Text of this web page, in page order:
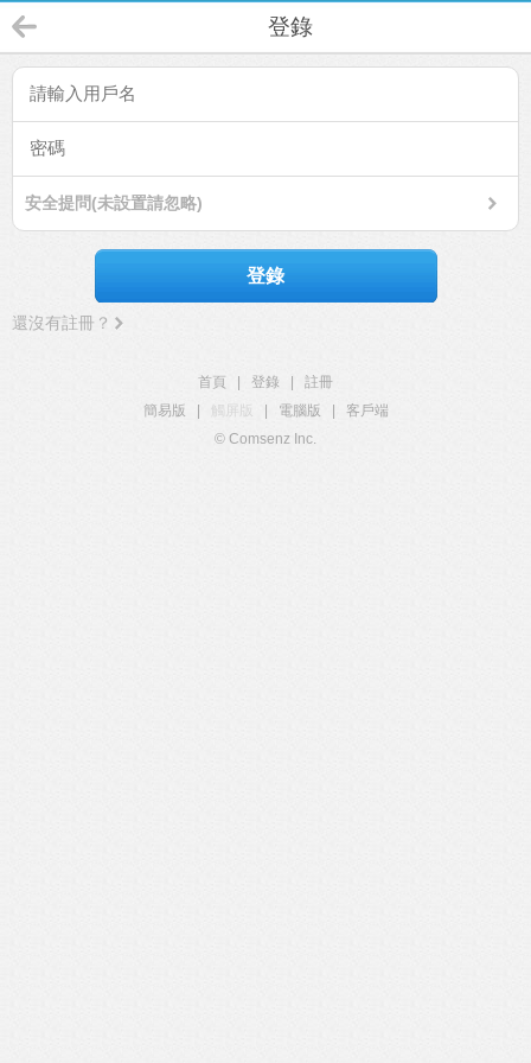
登錄
安全提問(未設置請忽略)
登錄
還沒有註冊？
首頁 登錄
註冊
簡易版
觸屏版 電腦版
客戶端
© Comsenz Inc.